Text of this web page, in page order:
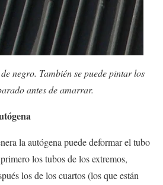
negro. También se puede pintar los
antes de amarrar.
la autógena puede deformar el tubo
los tubos de los extremos,
los de los cuartos (los que están